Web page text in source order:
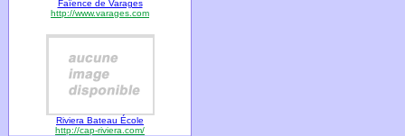
Faïence de Varages
http://www.varages.com
Riviera Bateau École
http://cap-riviera.com/